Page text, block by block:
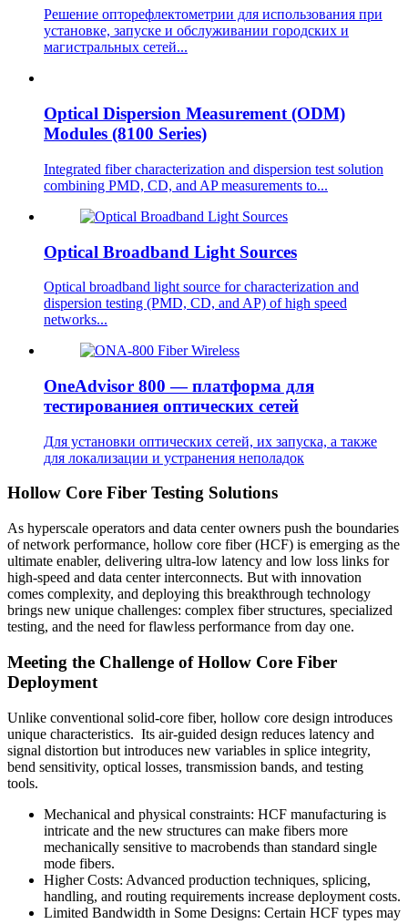
Решение опторефлектометрии для использования при
установке, запуске и обслуживании городских и
магистральных сетей...
Optical Dispersion Measurement (ODM)
Modules (8100 Series)
Integrated fiber characterization and dispersion test solution
combining PMD, CD, and AP measurements to...
Optical Broadband Light Sources
Optical broadband light source for characterization and
dispersion testing (PMD, CD, and AP) of high speed
networks...
OneAdvisor 800 — платформа для
тестированиея оптических сетей
Для установки оптических сетей, их запуска, а также
для локализации и устранения неполадок
Hollow Core Fiber Testing Solutions
As hyperscale operators and data center owners push the boundaries
of network performance, hollow core fiber (HCF) is emerging as the
ultimate enabler, delivering ultra-low latency and low loss links for
high-speed and data center interconnects. But with innovation
comes complexity, and deploying this breakthrough technology
brings new unique challenges: complex fiber structures, specialized
testing, and the need for flawless performance from day one.
Meeting the Challenge of Hollow Core Fiber
Deployment
Unlike conventional solid-core fiber, hollow core design introduces
unique characteristics. Its air-guided design reduces latency and
signal distortion but introduces new variables in splice integrity,
bend sensitivity, optical losses, transmission bands, and testing
tools.
Mechanical and physical constraints: HCF manufacturing is
intricate and the new structures can make fibers more
mechanically sensitive to macrobends than standard single
mode fibers.
Higher Costs: Advanced production techniques, splicing,
handling, and routing requirements increase deployment costs.
Limited Bandwidth in Some Designs: Certain HCF types may